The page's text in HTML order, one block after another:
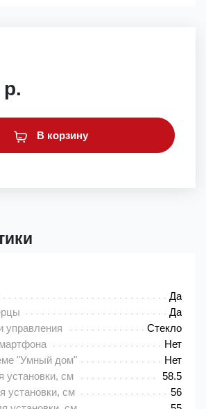
В корзину
Да
Да
управления
Стекло
Нет
"Умный дом"
Нет
установки, см
58.5
установки, см
56